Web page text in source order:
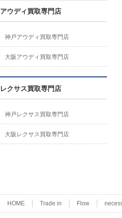
アウディ買取専門店
神戸アウディ買取専門店
大阪アウディ買取専門店
レクサス買取専門店
神戸レクサス買取専門店
大阪レクサス買取専門店
HOME Trade in Flow